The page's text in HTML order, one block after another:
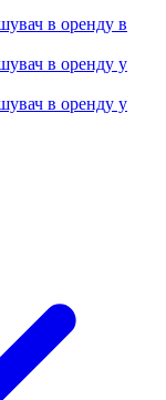
в оренду в
в оренду у
в оренду у